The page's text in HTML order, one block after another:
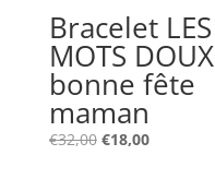
Bracelet LES
MOTS DOUX
bonne fête
maman
€32,00 Le
€18,00Le